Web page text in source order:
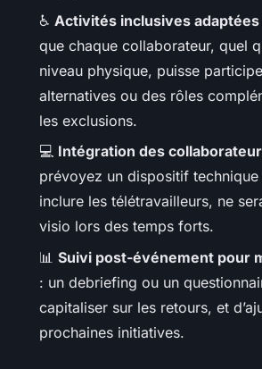
♿ Activités inclusives adaptées
que chaque collaborateur, quel
niveau physique, puisse
alternatives ou des rôles
les exclusions.
💻 Intégration des
prévoyez un dispositif
inclure les télétravailleurs, ne
visio lors des temps forts.
📊 Suivi post-événement pour
: un debriefing ou un
capitaliser sur les retours, et
prochaines initiatives.